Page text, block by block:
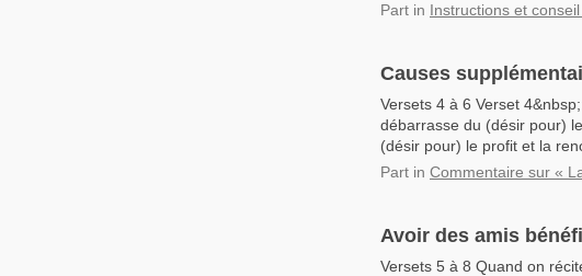
Part in Instructions et
Causes
Versets 4 à 6 Verset
débarrasse du (désir pour)
(désir pour) le profit et la
Part in Commentaire sur «
Avoir des amis
Versets 5 à 8 Quand on